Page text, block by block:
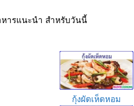
หารแนะนำ สำหรับวันนี้
กุ้งผัดเห็ดหอม